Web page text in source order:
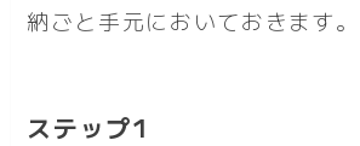
納ごと手元においておきます。
ステップ1